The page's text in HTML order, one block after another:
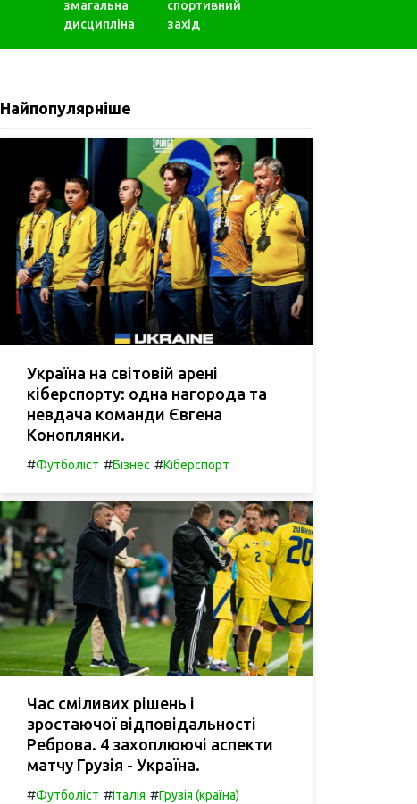
змагальна
дисципліна
спортивний
захід
Найпопулярніше
Україна на світовій арені
кіберспорту: одна нагорода та
невдача команди Євгена
Коноплянки.
#Футболіст #Бізнес #Кіберспорт
Час сміливих рішень і
зростаючої відповідальності
Реброва. 4 захоплюючі аспекти
матчу Грузія - Україна.
#Футболіст #Італія #Грузія (країна)